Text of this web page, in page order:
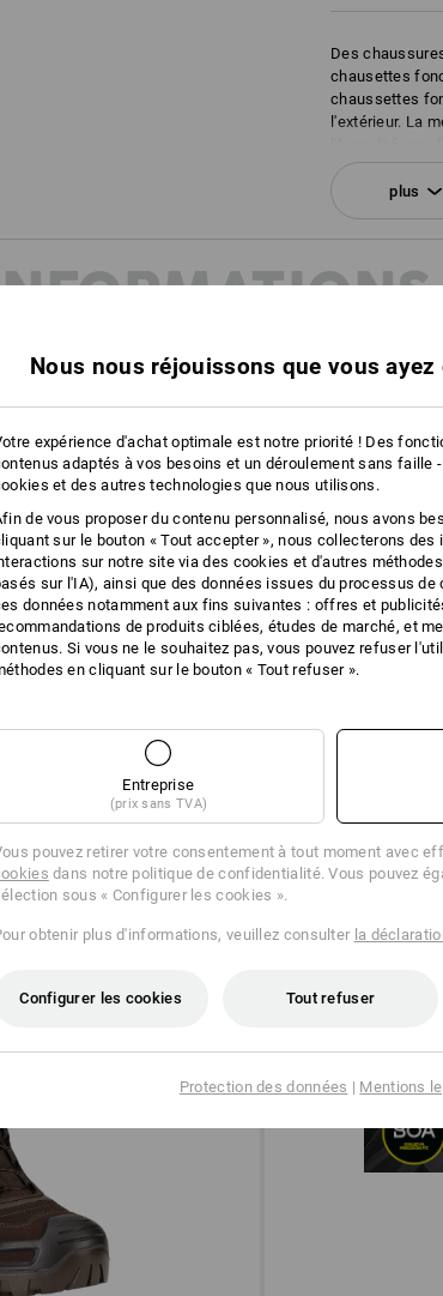
Des
chausettes
chaussettes
l'extérieur. La
respirantes ne
transpiration
des
fonctionne le
Cliquez sur le
plus
ISO 20345:2022 et EN ISO
de nouvelles classes de protection,
des chaussures de
Vous trouverez plus d'informations à
Le système
précise
Nous nous réjouissons que vous ayez
expérience d'achat optimale est notre priorité ! Des
adaptés à vos besoins et un déroulement sans faille
et des autres technologies que nous utilisons.
de vous proposer du contenu personnalisé, nous avons
sur le bouton « Tout accepter », nous collecterons des
sur notre site via des cookies et d'autres
sur l'IA), ainsi que des données issues du processus de
données notamment aux fins suivantes : offres et
de produits ciblées, études de marché, et
Si vous ne le souhaitez pas, vous pouvez refuser
en cliquant sur le bouton « Tout refuser ».
Entreprise
(prix sans TVA)
pouvez retirer votre consentement à tout moment avec
dans notre politique de confidentialité. Vous pouvez
sous « Configurer les cookies ».
obtenir plus d'informations, veuillez consulter la
Configurer les cookies Tout refuser
Protection des données | Mentions